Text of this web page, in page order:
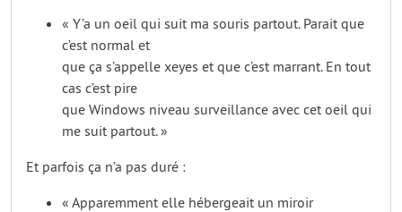
« Y’a un oeil qui suit ma souris partout. Parait que
c’est normal et
que ça s’appelle xeyes et que c’est marrant. En tout
cas c’est pire
que Windows niveau surveillance avec cet oeil qui
me suit partout. »
Et parfois ça n’a pas duré :
« Apparemment elle hébergeait un miroir